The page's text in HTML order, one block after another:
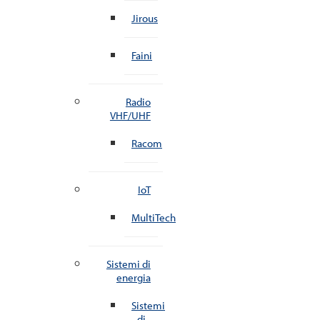
Jirous
Faini
Radio
VHF/UHF
Racom
IoT
MultiTech
Sistemi di
energia
Sistemi